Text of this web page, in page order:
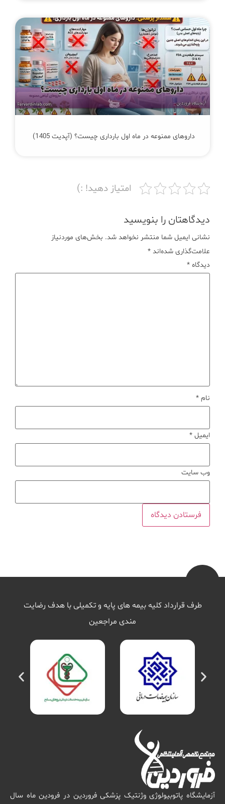
داروهای ممنوعه در ماه اول بارداری چیست؟ (آپدیت 1405)
امتیاز دهید! :)
دیدگاهتان را بنویسید
نشانی ایمیل شما منتشر نخواهد شد. بخش‌های موردنیاز
علامت‌گذاری شده‌اند *
دیدگاه *
نام *
ایمیل *
وب‌ سایت
طرف قرارداد کلیه بیمه های پایه و تکمیلی با هدف رضایت
مندی مراجعین
آزمایشگاه پاتوبیولوژی وژنتیک پزشکی فروردین در فرودین ماه سال